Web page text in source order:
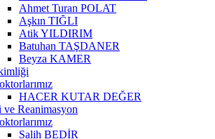
Ahmet Turan POLAT
Aşkın TIĞLI
Atik YILDIRIM
Batuhan TAŞDANER
Beyza KAMER
HACER KUTAR DEĞER
ve Reanimasyon
Salih BEDİR